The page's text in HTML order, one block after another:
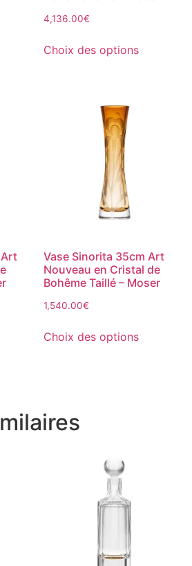
4,136.00€
Choix des options
Vase Sinorita 35cm Art
Nouveau en Cristal de
Bohême Taillé – Moser
1,540.00€
Choix des options